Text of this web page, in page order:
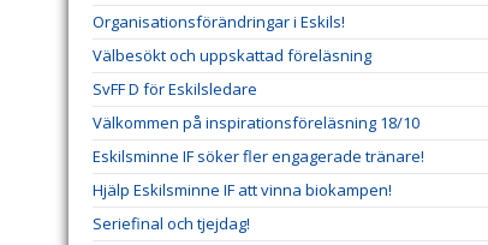
Organisationsförändringar i Eskils!
Välbesökt och uppskattad föreläsning
SvFF D för Eskilsledare
Välkommen på inspirationsföreläsning 18/10
Eskilsminne IF söker fler engagerade tränare!
Hjälp Eskilsminne IF att vinna biokampen!
Seriefinal och tjejdag!